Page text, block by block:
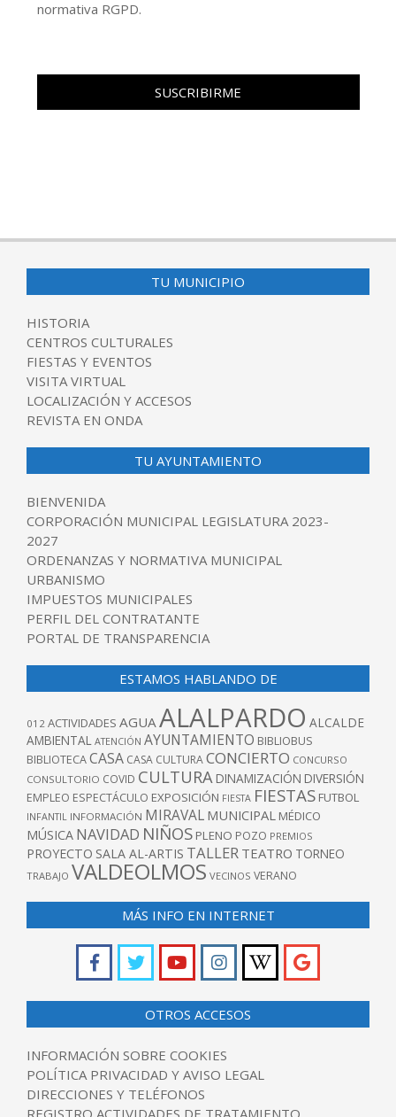
normativa RGPD.
TU MUNICIPIO
HISTORIA
CENTROS CULTURALES
FIESTAS Y EVENTOS
VISITA VIRTUAL
LOCALIZACIÓN Y ACCESOS
REVISTA EN ONDA
TU AYUNTAMIENTO
BIENVENIDA
CORPORACIÓN MUNICIPAL LEGISLATURA 2023-
2027
ORDENANZAS Y NORMATIVA MUNICIPAL
URBANISMO
IMPUESTOS MUNICIPALES
PERFIL DEL CONTRATANTE
PORTAL DE TRANSPARENCIA
ESTAMOS HABLANDO DE
012 ACTIVIDADES AGUAALALPARDO ALCALDE
AMBIENTAL ATENCIÓN AYUNTAMIENTO BIBLIOBUS
BIBLIOTECACASA CASA CULTURACONCIERTO CONCURSO
CONSULTORIO COVID CULTURA DINAMIZACIÓN DIVERSIÓN
EMPLEO ESPECTÁCULO EXPOSICIÓN FIESTA FIESTAS FUTBOL
INFANTIL INFORMACIÓN MIRAVAL MUNICIPAL MÉDICO
MÚSICA NAVIDAD NIÑOS PLENO POZO PREMIOS
PROYECTO SALA AL-ARTIS TALLER TEATRO TORNEO
TRABAJO VALDEOLMOS VECINOS VERANO
MÁS INFO EN INTERNET
OTROS ACCESOS
INFORMACIÓN SOBRE COOKIES
POLÍTICA PRIVACIDAD Y AVISO LEGAL
DIRECCIONES Y TELÉFONOS